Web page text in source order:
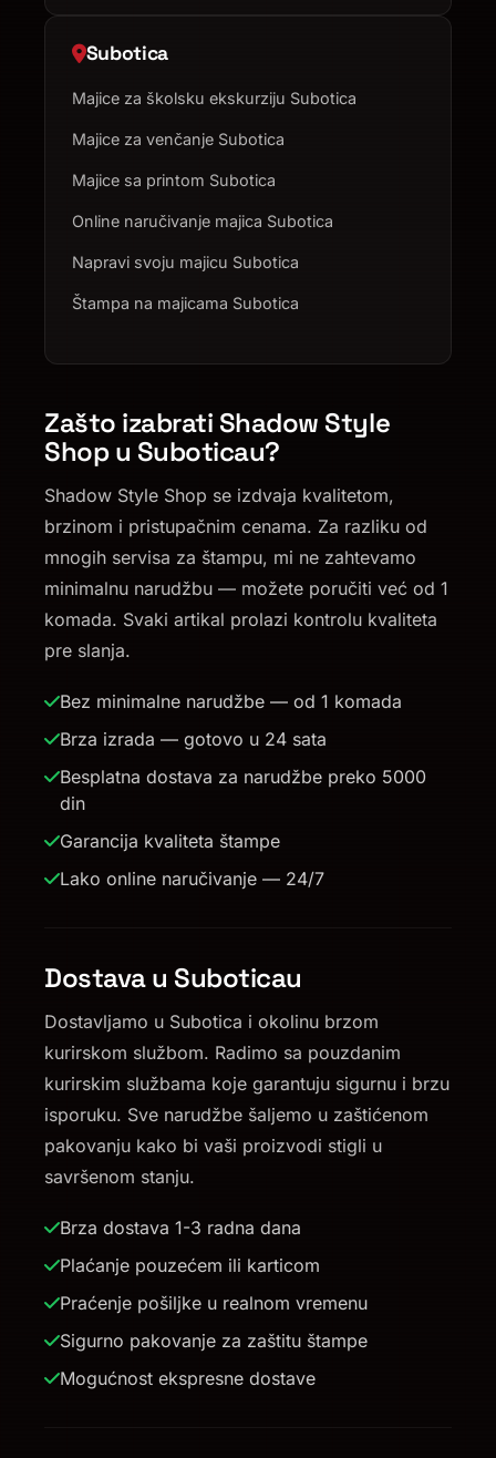
Zašto izabrati Shadow Style
Shop u Suboticau?
Shadow Style Shop se izdvaja kvalitetom,
brzinom i pristupačnim cenama. Za razliku od
mnogih servisa za štampu, mi ne zahtevamo
minimalnu narudžbu — možete poručiti već od 1
komada. Svaki artikal prolazi kontrolu kvaliteta
pre slanja.
Bez minimalne narudžbe — od 1 komada
Brza izrada — gotovo u 24 sata
Besplatna dostava za narudžbe preko 5000
din
Garancija kvaliteta štampe
Lako online naručivanje — 24/7
Dostava u Suboticau
Dostavljamo u Subotica i okolinu brzom
kurirskom službom. Radimo sa pouzdanim
kurirskim službama koje garantuju sigurnu i brzu
isporuku. Sve narudžbe šaljemo u zaštićenom
pakovanju kako bi vaši proizvodi stigli u
savršenom stanju.
Brza dostava 1-3 radna dana
Plaćanje pouzećem ili karticom
Praćenje pošiljke u realnom vremenu
Sigurno pakovanje za zaštitu štampe
Mogućnost ekspresne dostave
Subotica
Majice za školsku ekskurziju Subotica
Majice za venčanje Subotica
Majice sa printom Subotica
Online naručivanje majica Subotica
Napravi svoju majicu Subotica
Štampa na majicama Subotica